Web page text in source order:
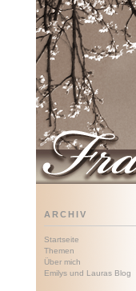
ARCHIV
Startseite
Themen
Über mich
Emilys und Lauras Blog